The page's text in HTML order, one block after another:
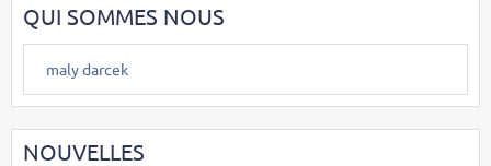
QUI SOMMES NOUS
maly darcek
NOUVELLES